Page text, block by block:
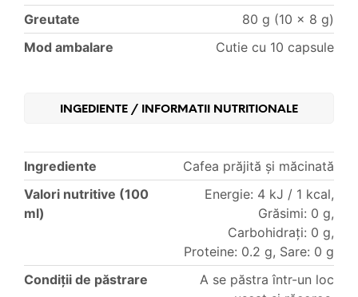
Greutate
80 g (10 × 8 g)
Mod ambalare
Cutie cu 10 capsule
INGEDIENTE / INFORMATII NUTRITIONALE
Ingrediente
Cafea prăjită și măcinată
Valori nutritive (100
ml)
Energie: 4 kJ / 1 kcal,
Grăsimi: 0 g,
Carbohidrați: 0 g,
Proteine: 0.2 g, Sare: 0 g
Condiții de păstrare
A se păstra într-un loc